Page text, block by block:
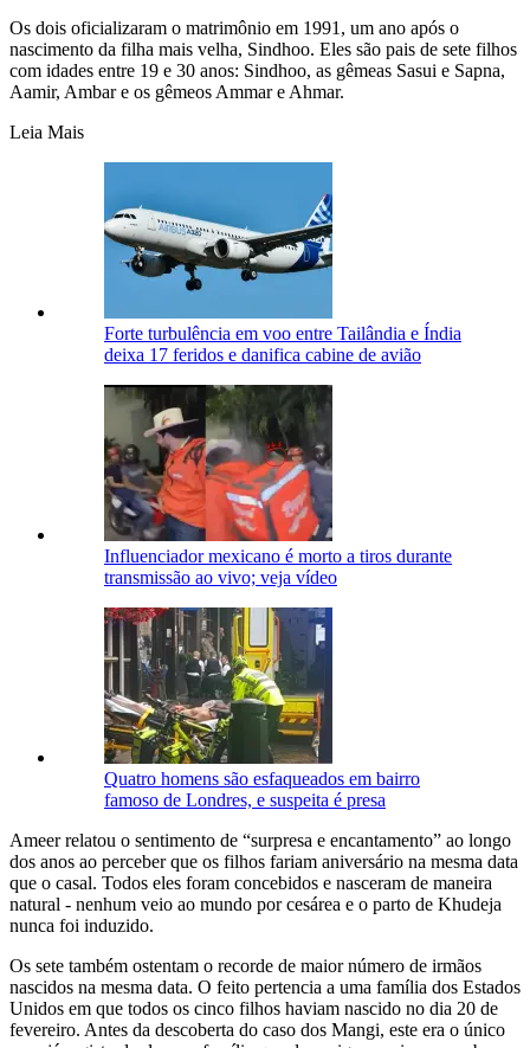
Os dois oficializaram o matrimônio em 1991, um ano após o
nascimento da filha mais velha, Sindhoo. Eles são pais de sete filhos
com idades entre 19 e 30 anos: Sindhoo, as gêmeas Sasui e Sapna,
Aamir, Ambar e os gêmeos Ammar e Ahmar.
Leia Mais
Forte turbulência em voo entre Tailândia e Índia
deixa 17 feridos e danifica cabine de avião
Influenciador mexicano é morto a tiros durante
transmissão ao vivo; veja vídeo
Quatro homens são esfaqueados em bairro
famoso de Londres, e suspeita é presa
Ameer relatou o sentimento de “surpresa e encantamento” ao longo
dos anos ao perceber que os filhos fariam aniversário na mesma data
que o casal. Todos eles foram concebidos e nasceram de maneira
natural - nenhum veio ao mundo por cesárea e o parto de Khudeja
nunca foi induzido.
Os sete também ostentam o recorde de maior número de irmãos
nascidos na mesma data. O feito pertencia a uma família dos Estados
Unidos em que todos os cinco filhos haviam nascido no dia 20 de
fevereiro. Antes da descoberta do caso dos Mangi, este era o único